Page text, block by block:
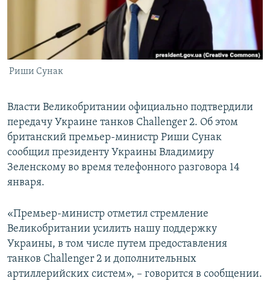
ПОБЕДИТЕЛЕЙ НЕ СУДЯТ?
КРЫМ.НЕПОКОРЕННЫЙ
ELIFBE
УКРАИНСКАЯ ПРОБЛЕМА КРЫМА
Риши Сунак
Власти Великобритании официально подтвердили
передачу Украине танков Challenger 2. Об этом
британский премьер-министр Риши Сунак
сообщил президенту Украины Владимиру
Зеленскому во время телефонного разговора 14
января.
«Премьер-министр отметил стремление
Великобритании усилить нашу поддержку
Украины, в том числе путем предоставления
танков Challenger 2 и дополнительных
артиллерийских систем», – говорится в сообщении.